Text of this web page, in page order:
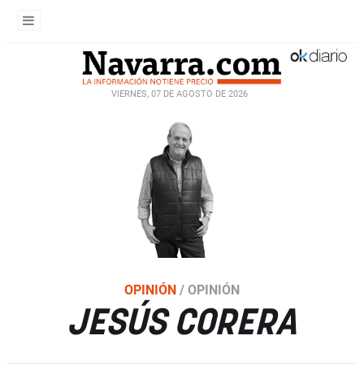
VIERNES, 07 DE AGOSTO DE 2026
OPINIÓN / OPINIÓN
JESÚS CORERA